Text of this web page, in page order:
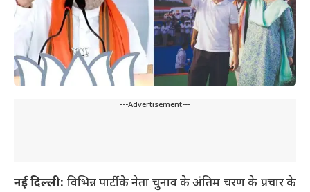
---Advertisement---
नई दिल्ली: विभिन्न पार्टी के नेता चुनाव के अंतिम चरण के प्रचार के